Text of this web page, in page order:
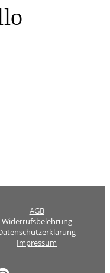
AGB
Widerrufsbelehrung
Impressum